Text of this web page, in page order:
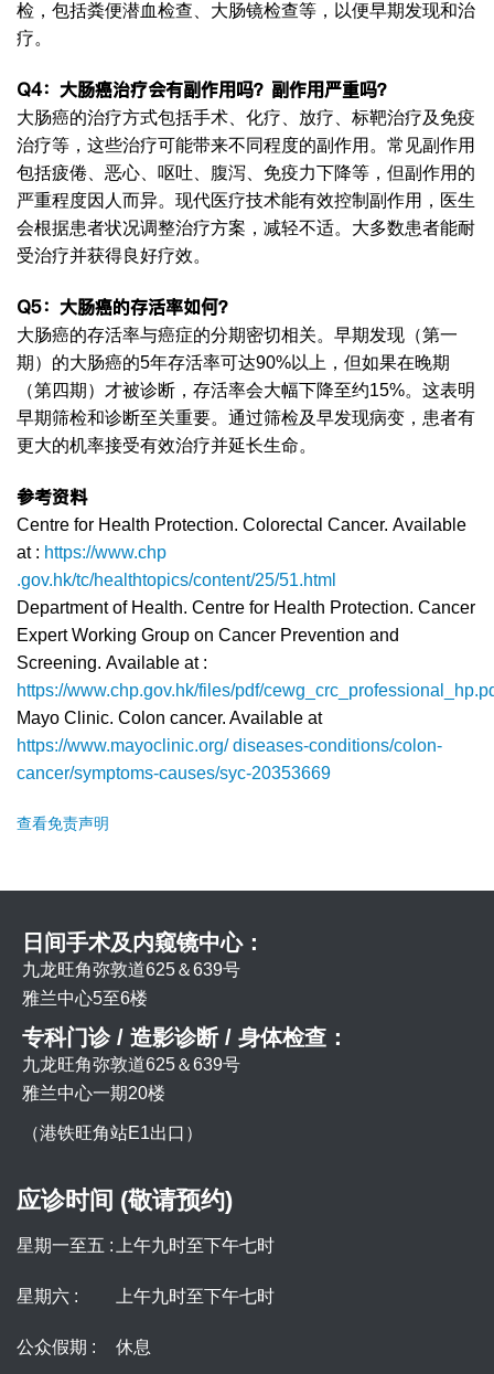
检，包括粪便潜血检查、大肠镜检查等，以便早期发现和治
疗。
Q4：大肠癌治疗会有副作用吗？副作用严重吗？
大肠癌的治疗方式包括手术、化疗、放疗、标靶治疗及免疫
治疗等，这些治疗可能带来不同程度的副作用。常见副作用
包括疲倦、恶心、呕吐、腹泻、免疫力下降等，但副作用的
严重程度因人而异。现代医疗技术能有效控制副作用，医生
会根据患者状况调整治疗方案，减轻不适。大多数患者能耐
受治疗并获得良好疗效。
Q5：大肠癌的存活率如何？
大肠癌的存活率与癌症的分期密切相关。早期发现（第一
期）的大肠癌的5年存活率可达90%以上，但如果在晚期
（第四期）才被诊断，存活率会大幅下降至约15%。这表明
早期筛检和诊断至关重要。通过筛检及早发现病变，患者有
更大的机率接受有效治疗并延长生命。
参考资料
Centre for Health Protection. Colorectal Cancer. Available
at : https://www.chp
.gov.hk/tc/healthtopics/content/25/51.html
Department of Health. Centre for Health Protection. Cancer
Expert Working Group on Cancer Prevention and
Screening. Available at :
https://www.chp.gov.hk/files/pdf/
Mayo Clinic. Colon cancer. Available at
https://www.mayoclinic.org/ diseases-conditions/colon-
cancer/symptoms-causes/syc-20353669
查看免责声明
日间手术及内窥镜中心：
九龙旺角弥敦道625＆639号
雅兰中心5至6楼
专科门诊 / 造影诊断 / 身体检查：
九龙旺角弥敦道625＆639号
雅兰中心一期20楼
（港铁旺角站E1出口）
应诊时间 (敬请预约)
星期一至五 : 上午九时至下午七时
星期六 : 上午九时至下午七时
公众假期 : 休息